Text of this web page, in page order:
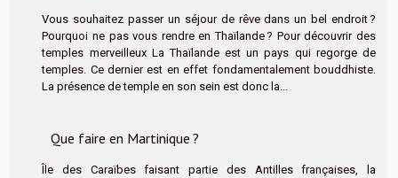
Vous souhaitez passer un séjour de rêve dans un bel endroit ?
Pourquoi ne pas vous rendre en Thaïlande ? Pour découvrir des
temples merveilleux La Thaïlande est un pays qui regorge de
temples. Ce dernier est en effet fondamentalement bouddhiste.
La présence de temple en son sein est donc la...
Que faire en Martinique ?
Île des Caraïbes faisant partie des Antilles françaises, la